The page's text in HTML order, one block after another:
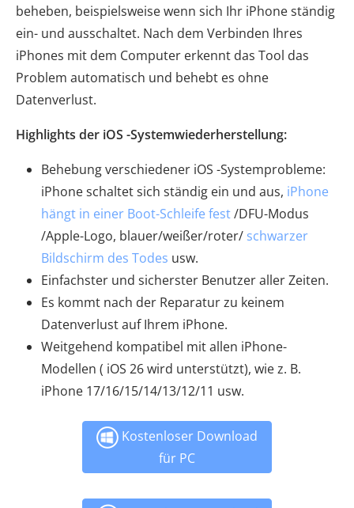
beheben, beispielsweise wenn sich Ihr iPhone ständig
ein- und ausschaltet. Nach dem Verbinden Ihres
iPhones mit dem Computer erkennt das Tool das
Problem automatisch und behebt es ohne
Datenverlust.
Highlights der iOS -Systemwiederherstellung:
Behebung verschiedener iOS -Systemprobleme:
iPhone schaltet sich ständig ein und aus, iPhone
hängt in einer Boot-Schleife fest/DFU-Modus
/Apple-Logo, blauer/weißer/roter/ schwarzer
Bildschirm des Todes usw.
Einfachster und sicherster Benutzer aller Zeiten.
Es kommt nach der Reparatur zu keinem
Datenverlust auf Ihrem iPhone.
Weitgehend kompatibel mit allen iPhone-
Modellen ( iOS 26 wird unterstützt), wie z. B.
iPhone 17/16/15/14/13/12/11 usw.
Kostenloser Download
für PC